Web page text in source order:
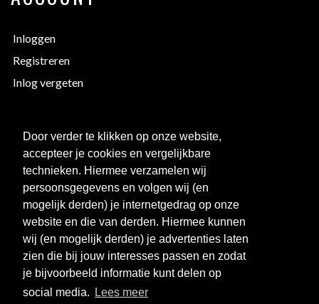
Door verder te klikken op onze website,
accepteer je cookies en vergelijkbare
technieken. Hiermee verzamelen wij
persoonsgegevens en volgen wij (en
mogelijk derden) je internetgedrag op onze
website en die van derden. Hiermee kunnen
wij (en mogelijk derden) je advertenties laten
zien die bij jouw interesses passen en zodat
je bijvoorbeeld informatie kunt delen op
social media.
Lees meer
Inloggen
Registreren
Inlog vergeten
Bedrukken
Maattabellen
Links
Over ons
Clubkorting